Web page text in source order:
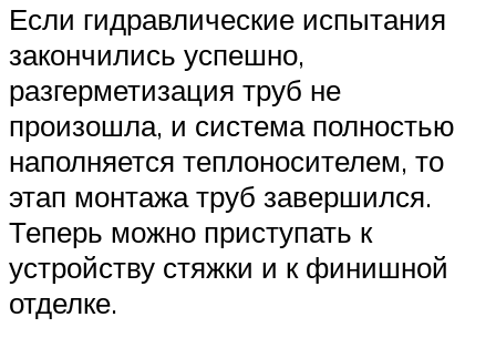
Если гидравлические испытания
закончились успешно,
разгерметизация труб не
произошла, и система полностью
наполняется теплоносителем, то
этап монтажа труб завершился.
Теперь можно приступать к
устройству стяжки и к финишной
отделке.